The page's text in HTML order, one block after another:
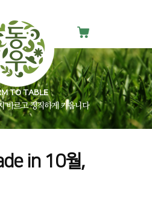
TO TABLE
바르고 정직하게 키웁니다
in 10월,